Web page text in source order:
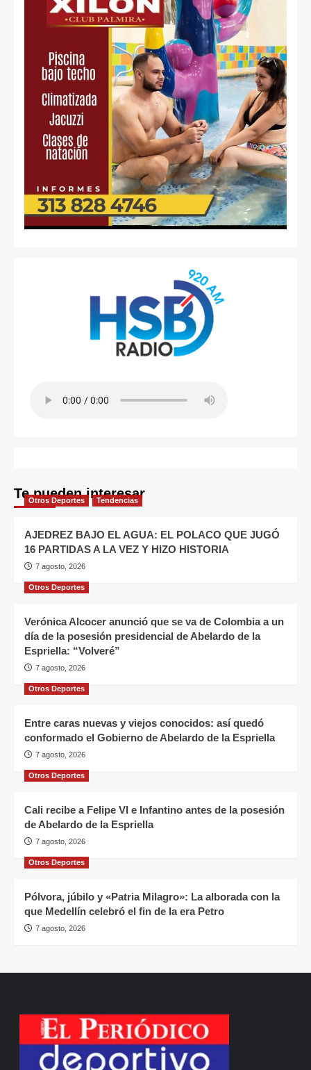
Te pueden interesar
Otros Deportes Tendencias
AJEDREZ BAJO EL AGUA: EL POLACO QUE JUGÓ
16 PARTIDAS A LA VEZ Y HIZO HISTORIA
7 agosto, 2026
Otros Deportes
Verónica Alcocer anunció que se va de Colombia a un
día de la posesión presidencial de Abelardo de la
Espriella: “Volveré”
7 agosto, 2026
Otros Deportes
Entre caras nuevas y viejos conocidos: así quedó
conformado el Gobierno de Abelardo de la Espriella
7 agosto, 2026
Otros Deportes
Cali recibe a Felipe VI e Infantino antes de la posesión
de Abelardo de la Espriella
7 agosto, 2026
Otros Deportes
Pólvora, júbilo y «Patria Milagro»: La alborada con la
que Medellín celebró el fin de la era Petro
7 agosto, 2026